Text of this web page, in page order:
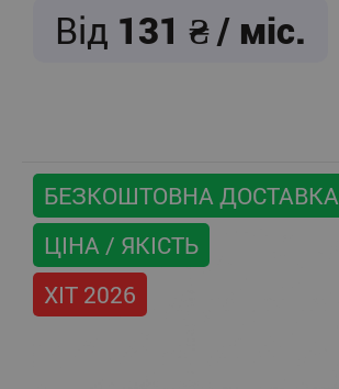
Від 131 / міс.
БЕЗКОШТОВНА ДОСТАВКА
ЦІНА / ЯКІСТЬ
ХІТ 2026